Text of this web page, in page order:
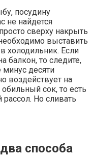
посудину
не найдется
сверху накрыть
выставить
холодильник. Если
балкон, то следите,
десяти
воздействует на
сок, то есть
Но сливать
способа